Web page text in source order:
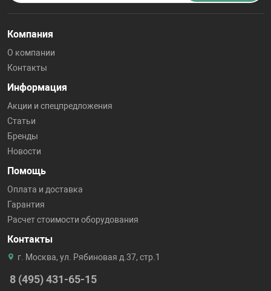
Компания
О компании
Контакты
Информация
Акции и спецпредложения
Статьи
Бренды
Новости
Помощь
Оплата и доставка
Гарантия
Расчет стоимости оборудования
Контакты
г. Москва, ул. Рябиновая д.37, стр.1
8 (495) 431-65-15